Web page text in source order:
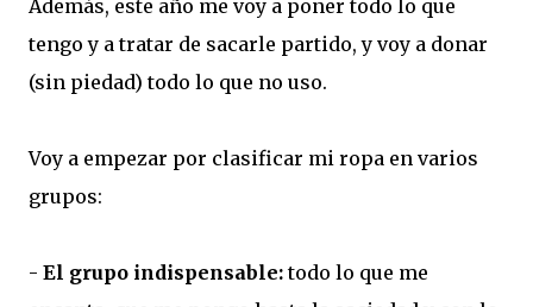
Además, este año me voy a poner todo lo que
tengo y a tratar de sacarle partido, y voy a donar
(sin piedad) todo lo que no uso.
Voy a empezar por clasificar mi ropa en varios
grupos:
- El grupo indispensable:todo lo que me